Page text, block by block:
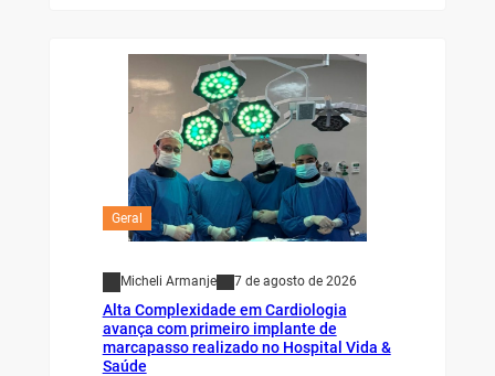
Geral
Micheli Armanje 7 de agosto de 2026
Alta Complexidade em Cardiologia
avança com primeiro implante de
marcapasso realizado no Hospital Vida &
Saúde